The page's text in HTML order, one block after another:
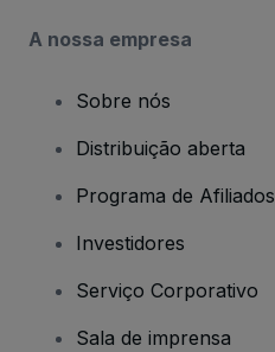
A nossa empresa
Sobre nós
Distribuição aberta
Programa de Afiliados
Investidores
Serviço Corporativo
Sala de imprensa